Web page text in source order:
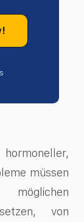
müssen
von